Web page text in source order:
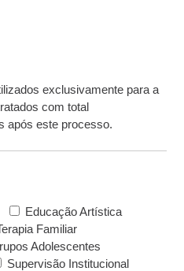
exclusivamente para a
com total
após este processo.
Educação Artística
Familiar
Adolescentes
Supervisão Institucional